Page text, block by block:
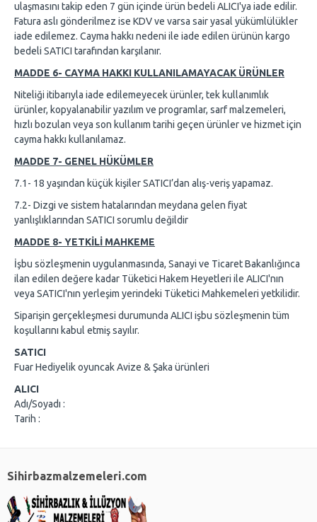
ulaşmasını takip eden 7 gün içinde ürün bedeli ALICI'ya iade edilir.
Fatura aslı gönderilmez ise KDV ve varsa sair yasal yükümlülükler
iade edilemez. Cayma hakkı nedeni ile iade edilen ürünün kargo
bedeli SATICI tarafından karşılanır.
MADDE 6- CAYMA HAKKI KULLANILAMAYACAK ÜRÜNLER
Niteliği itibarıyla iade edilemeyecek ürünler, tek kullanımlık
ürünler, kopyalanabilir yazılım ve programlar, sarf malzemeleri,
hızlı bozulan veya son kullanım tarihi geçen ürünler ve hizmet için
cayma hakkı kullanılamaz.
MADDE 7- GENEL HÜKÜMLER
7.1- 18 yaşından küçük kişiler SATICI’dan alış-veriş yapamaz.
7.2- Dizgi ve sistem hatalarından meydana gelen fiyat
yanlışlıklarından SATICI sorumlu değildir
MADDE 8- YETKİLİ MAHKEME
İşbu sözleşmenin uygulanmasında, Sanayi ve Ticaret Bakanlığınca
ilan edilen değere kadar Tüketici Hakem Heyetleri ile ALICI'nın
veya SATICI'nın yerleşim yerindeki Tüketici Mahkemeleri yetkilidir.
Siparişin gerçekleşmesi durumunda ALICI işbu sözleşmenin tüm
koşullarını kabul etmiş sayılır.
SATICI
Fuar Hediyelik oyuncak Avize & Şaka ürünleri
ALICI
Adı/Soyadı :
Tarih :
Sihirbazmalzemeleri.com